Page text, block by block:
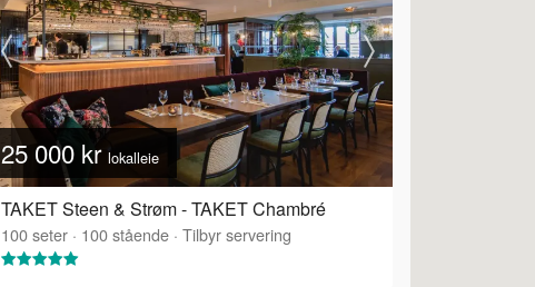
25 000 kr lokalleie
TAKET Steen & Strøm - TAKET Chambré
100seter · 100stående · Tilbyr servering